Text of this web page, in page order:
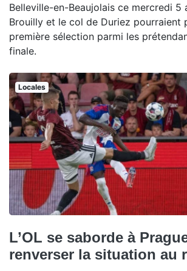
Belleville-en-Beaujolais ce mercredi 5
Brouilly et le col de Duriez pourraient
première sélection parmi les
finale.
Locales
L’OL se saborde à
renverser la situation au